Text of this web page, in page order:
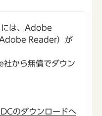
には、Adobe
Reader）が
から無償でダウン
のダウンロードへ